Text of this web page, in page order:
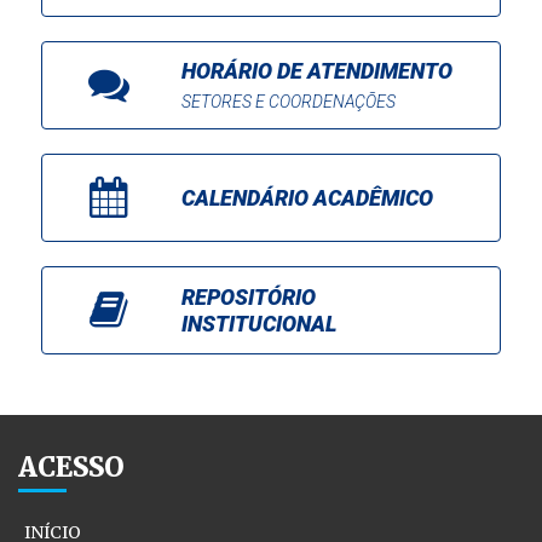
HORÁRIO DE ATENDIMENTO
SETORES E COORDENAÇÕES
CALENDÁRIO ACADÊMICO
REPOSITÓRIO
INSTITUCIONAL
ACESSO
INÍCIO